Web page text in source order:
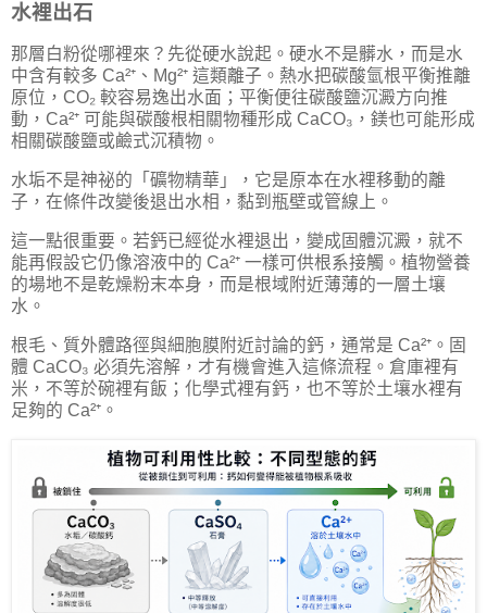
水裡出石
那層白粉從哪裡來？先從硬水說起。硬水不是髒水，而是水
中含有較多 Ca²⁺、Mg²⁺ 這類離子。熱水把碳酸氫根平衡推離
原位，CO₂ 較容易逸出水面；平衡便往碳酸鹽沉澱方向推
動，Ca²⁺ 可能與碳酸根相關物種形成 CaCO₃，鎂也可能形成
相關碳酸鹽或鹼式沉積物。
水垢不是神祕的「礦物精華」，它是原本在水裡移動的離
子，在條件改變後退出水相，黏到瓶壁或管線上。
這一點很重要。若鈣已經從水裡退出，變成固體沉澱，就不
能再假設它仍像溶液中的 Ca²⁺ 一樣可供根系接觸。植物營養
的場地不是乾燥粉末本身，而是根域附近薄薄的一層土壤
水。
根毛、質外體路徑與細胞膜附近討論的鈣，通常是 Ca²⁺。固
體 CaCO₃ 必須先溶解，才有機會進入這條流程。倉庫裡有
米，不等於碗裡有飯；化學式裡有鈣，也不等於土壤水裡有
足夠的 Ca²⁺。